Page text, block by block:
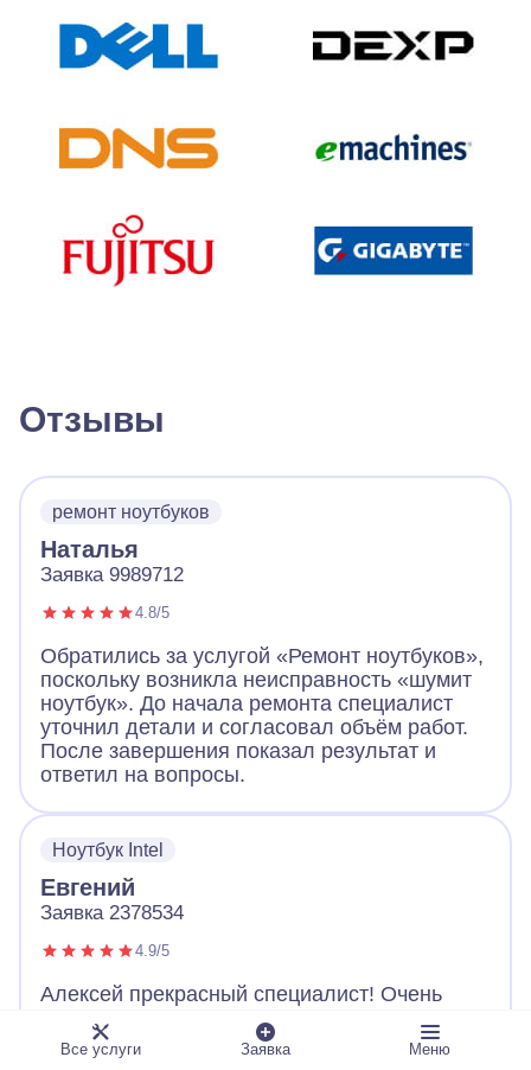
Отзывы
ремонт ноутбуков
Наталья
Заявка 9989712
4.8/5
Обратились за услугой «Ремонт ноутбуков»,
поскольку возникла неисправность «шумит
ноутбук». До начала ремонта специалист
уточнил детали и согласовал объём работ.
После завершения показал результат и
ответил на вопросы.
Ноутбук Intel
Евгений
Заявка 2378534
4.9/5
Алексей прекрасный специалист! Очень
советую. Починил все быстро, настроил и
отдал уже исправный ноутбук. Объяснил все
Все услуги Заявка Меню